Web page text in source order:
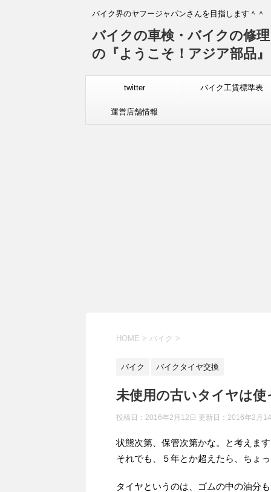
バイク界のヤフージャパンさんを目指します＾＾
バイクの車検・バイクの修
の『ようこそ！アジア部品』
twitter バイク工賃標準表
運営店舗情報
HOME > バイク >
バイク バイクタイヤ交換
未使用の古いタイヤは使
投稿日：2016年2月12日 更新日： 2016年2月
状態次第、保管次第かな。と考えます
それでも、５年とか超えたら、ちょ
タイヤというのは、ゴムの中の油分